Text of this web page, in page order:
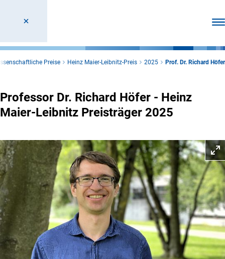
Preise Heinz Maier-Leibnitz-Preis 2025 Prof. Dr. Richard Höfer
Professor Dr. Richard Höfer - Heinz
Maier-Leibnitz Preisträger 2025